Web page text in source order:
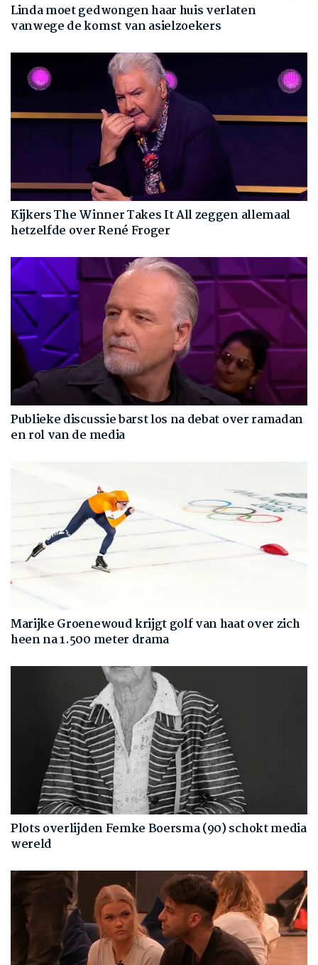
Linda moet gedwongen haar huis verlaten
vanwege de komst van asielzoekers
Kijkers The Winner Takes It All zeggen allemaal
hetzelfde over René Froger
Publieke discussie barst los na debat over ramadan
en rol van de media
Marijke Groenewoud krijgt golf van haat over zich
heen na 1.500 meter drama
Plots overlijden Femke Boersma (90) schokt media
wereld